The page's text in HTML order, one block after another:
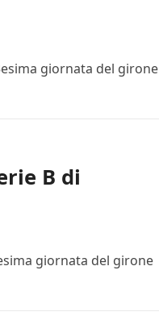
giornata del girone
B di
giornata del girone